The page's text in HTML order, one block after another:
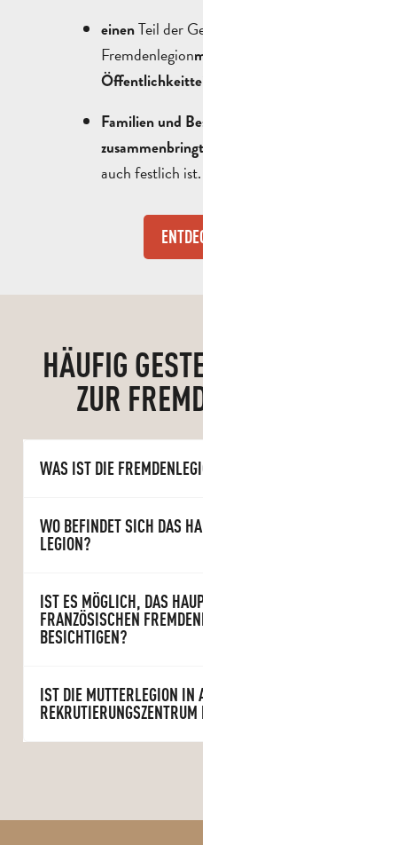
einenTeil der Geschichte der
Fremdenlegionmit der breiten
Öffentlichkeitteilt
Familien und Besucher
zusammenbringt
auch festlich ist.
ENTDECKE
HÄUFIG GESTELLTE FRAGEN
ZUR FREMDENLEGION
WAS IST DIE FREMDENLEGION?
WO BEFINDET SICH DAS HAUPTBÜRO DER
LEGION?
IST ES MÖGLICH, DAS HAUPTQUARTIER DER
FRANZÖSISCHEN FREMDENLEGION ZU
BESICHTIGEN?
IST DIE MUTTERLEGION IN AUBAGNE EIN
REKRUTIERUNGSZENTRUM FÜR LEGIONÄRE?